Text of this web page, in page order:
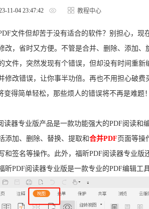
11-04 23:47:42 教程中心
文件但却苦于没有适合的软件？别担心，
改，省时又方便。不管是合并、删除、添加
文件，突然发现有个错误，但却没有时间重
修改错误，让你事半功倍。再也不用担心破
变得简单轻松，那些烦人的错误将不再是难题
读器专业版产品是一款功能强大的PDF阅读和
添加、删除、替换、提取和合并PDF 页面等操
和签名等操作。此外，福昕PDF阅读器专业版
昕PDF阅读器专业版是一款专业的PDF编辑工